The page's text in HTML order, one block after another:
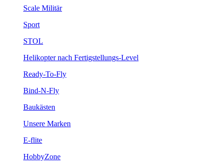
Scale Militär
Sport
STOL
Helikopter nach Fertigstellungs-Level
Ready-To-Fly
Bind-N-Fly
Baukästen
Unsere Marken
E-flite
HobbyZone